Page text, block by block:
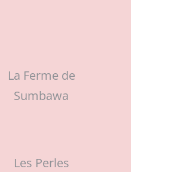
La Ferme de
Sumbawa
Les Perles